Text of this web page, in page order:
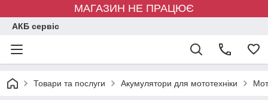
МАГАЗИН НЕ ПРАЦЮЄ
АКБ сервіс
Товари та послуги Акумулятори для мототехніки